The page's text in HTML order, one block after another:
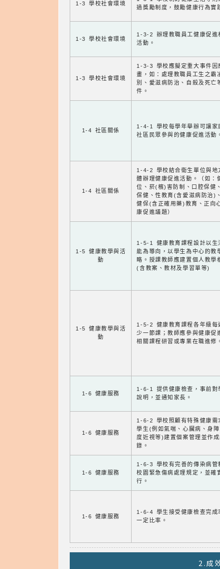
1-3 學校社會環境
過獎勵制度，鼓勵健康行為實
1-3 學校社會環境
1-3-2 辦理教職員工健康促進
活動。
1-3 學校社會環境
1-3-3 學校應擬定重大事件因
畫，如：處理教職員工生之霸
別、愛滋病防治、自殺及死亡
件。
1-4 社區關係
1-4-1 學校每學年舉辦可讓家
社區民眾參與的健康促進活動
1-4 社區關係
1-4-2 學校結合衛生單位與地
體辦理健康促進活動。（如：
位、菸(檳)害防制、口腔保健
保健、性教育(含愛滋病防治)
健保(含正確用藥)教育、正向
康促進議題）
1-5 健康教學與活
動
1-5-1 健康教育課程設計以生
能為導向，以學生為中心的教
略。授課教師應建置個人教學
(含教案、教材及學習單等)
1-5 健康教學與活
動
1-5-2 健康教育課程各年級每
少一節課；教師應參與健康促
相關課程研習或專業在職進修
1-6 健康服務
1-6-1 提供健康檢查，事前對
說明，並通知家長。
1-6 健康服務
1-6-2 學校照顧有特殊健康需
學生(例如氣喘、心臟病、身
度近視等)建置個案管理並作
錄。
1-6 健康服務
1-6-3 學校有完善的傳染病管
校園緊急傷病處理規定，並確
行。
1-6 健康服務
1-6-4 學生接受健康檢查完成
一定比率。
2.成